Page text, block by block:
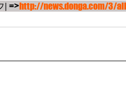
=>http://news.donga.com/3/